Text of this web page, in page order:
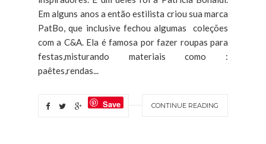
Em alguns anos a então estilista criou sua marca
PatBo, que inclusive fechou algumas coleções
com a C&A. Ela é famosa por fazer roupas para
festas,misturando materiais como :
paêtes,rendas...
CONTINUE READING
Save